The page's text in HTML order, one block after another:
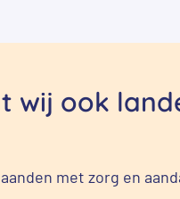
wij ook
met zorg en